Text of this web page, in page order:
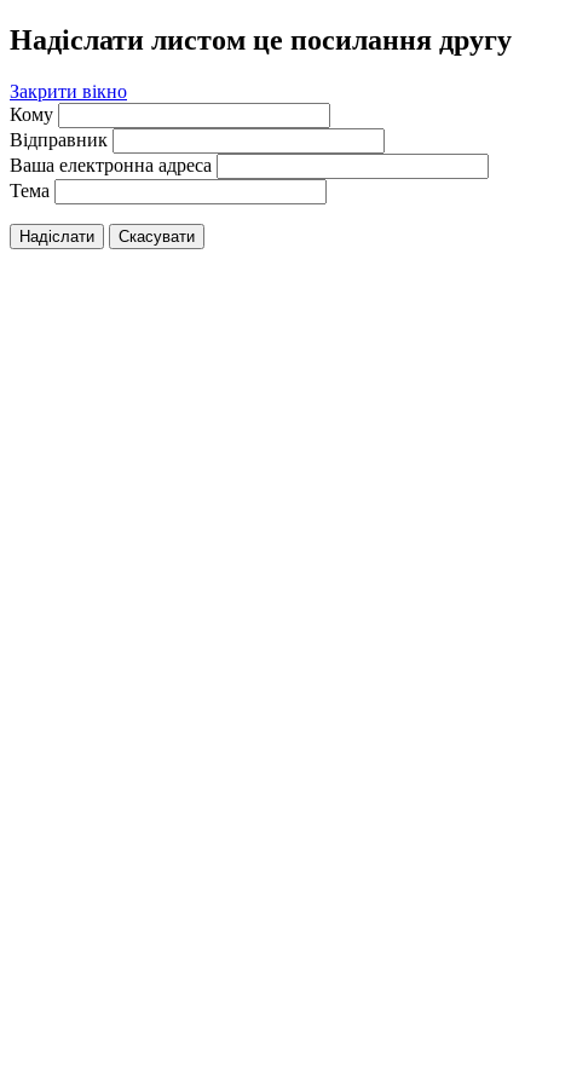
Надіслати листом це посилання другу
Закрити вікно
Кому
Відправник
Ваша електронна адреса
Тема
Надіслати Скасувати